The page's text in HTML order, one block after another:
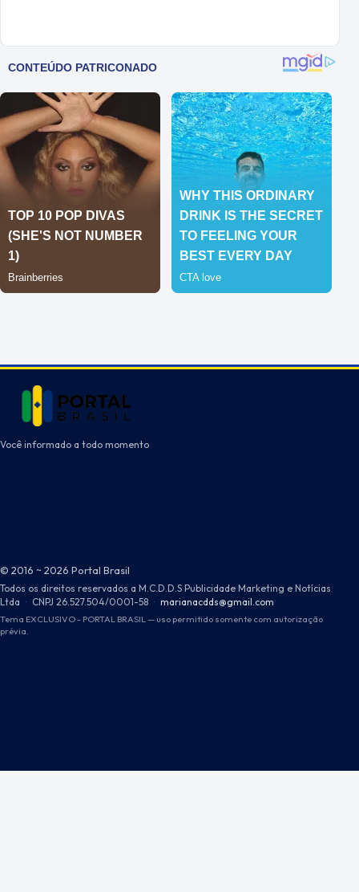
Você informado a todo momento
© 2016 ~ 2026 Portal Brasil
Todos os direitos reservados a M.C.D.D.S Publicidade Marketing e Notícias
Ltda · CNPJ 26.527.504/0001-58 · marianacdds@gmail.com
Tema EXCLUSIVO - PORTAL BRASIL — uso permitido somente com autorização
prévia.